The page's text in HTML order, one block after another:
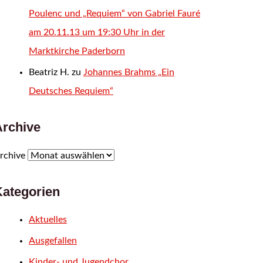
Poulenc und „Requiem“ von Gabriel Fauré
am 20.11.13 um 19:30 Uhr in der
Marktkirche Paderborn
Beatriz H. zu Johannes Brahms „Ein
Deutsches Requiem“
Aktuelles
Ausgefallen